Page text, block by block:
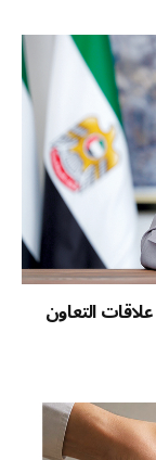
التعاون